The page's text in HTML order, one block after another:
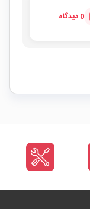
0 دیدگاه